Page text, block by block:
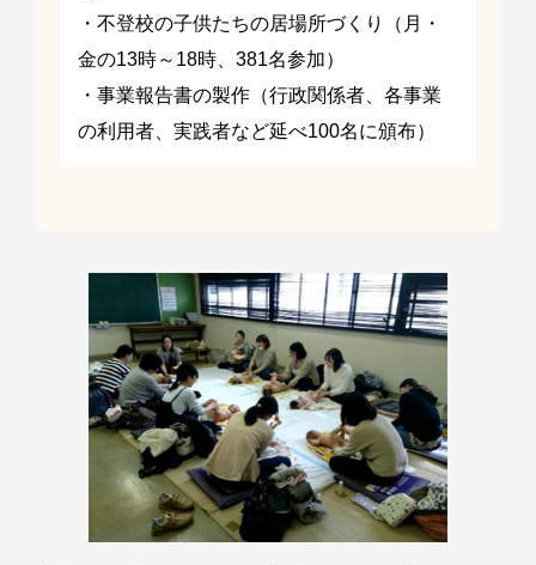
・不登校の子供たちの居場所づくり（月・
金の13時～18時、381名参加）
・事業報告書の製作（行政関係者、各事業
の利用者、実践者など延べ100名に頒布）